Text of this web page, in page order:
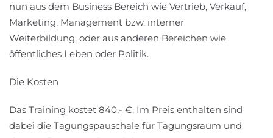
nun aus dem Business Bereich wie Vertrieb, Verkauf,
Marketing, Management bzw. interner
Weiterbildung, oder aus anderen Bereichen wie
öffentliches Leben oder Politik.
Die Kosten
Das Training kostet 840,- €. Im Preis enthalten sind
dabei die Tagungspauschale für Tagungsraum und